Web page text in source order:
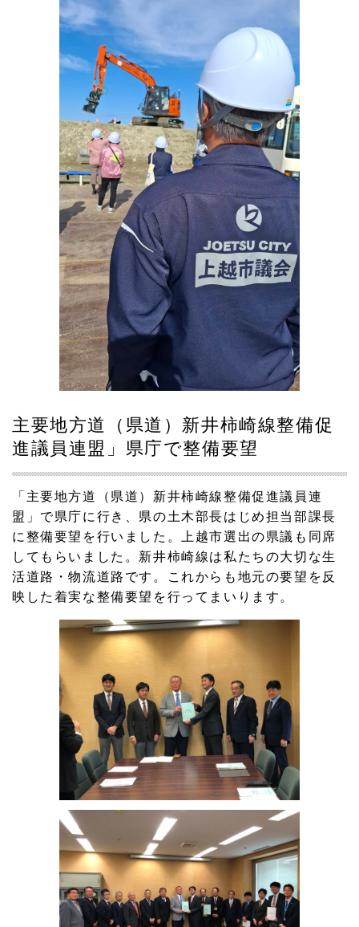
主要地方道（県道）新井柿崎線整備促
進議員連盟」県庁で整備要望
「主要地方道（県道）新井柿崎線整備促進議員連
盟」で県庁に行き、県の土木部長はじめ担当部課長
に整備要望を行いました。上越市選出の県議も同席
してもらいました。新井柿崎線は私たちの大切な生
活道路・物流道路です。これからも地元の要望を反
映した着実な整備要望を行ってまいります。